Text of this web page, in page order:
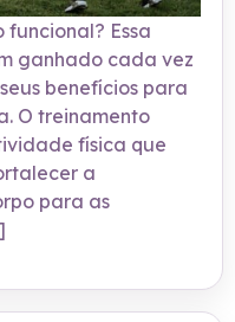
Essa
ganhado cada vez
benefícios para
O treinamento
física que
a
para as